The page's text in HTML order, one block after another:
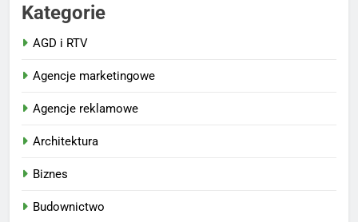
Kategorie
AGD i RTV
Agencje marketingowe
Agencje reklamowe
Architektura
Biznes
Budownictwo